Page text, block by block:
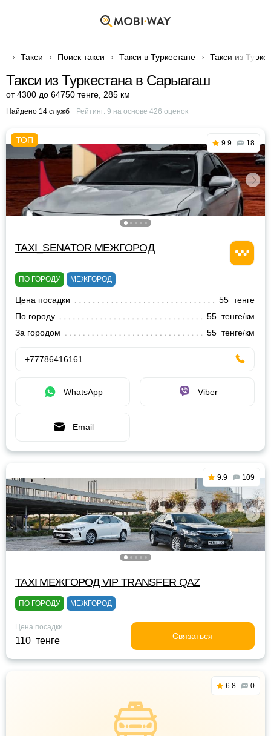
Такси Поиск такси Такси в Туркестане Такси из
Такси из Туркестана в Сарыагаш
от 4300 до 64750 тенге 285 км
Найдено 14 служб Рейтинг: 9 на основе 426 оценок
9.9 18
TAXI_SENATOR МЕЖГОРОД
ПО ГОРОДУ МЕЖГОРОД
Цена посадки
55 тенге
По городу
55 тенге/км
За городом
55 тенге/км
+77786416161
WhatsApp Viber
Email
9.9 109
TAXI МЕЖГОРОД VIP TRANSFER QАZ
ПО ГОРОДУ МЕЖГОРОД
Цена посадки
110 тенге Связаться
6.8 0